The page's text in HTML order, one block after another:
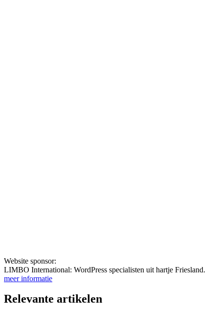
Website sponsor:
LIMBO International: WordPress specialisten uit hartje Friesland.
meer informatie
Relevante artikelen